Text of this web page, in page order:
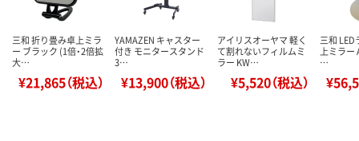
三和 折り畳み卓上ミラ
ー ブラック (1倍・2倍拡
大…
¥21,865（税込）
YAMAZEN キャスター
付き モニタースタンド
3…
¥13,900（税込）
アイリスオーヤマ 軽く
て割れないフィルムミ
ラー KW…
¥5,520（税込）
三和
上ミラー
…